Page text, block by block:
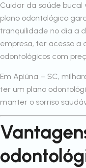
Cuidar da saúde
plano odontológico
tranquilidade no dia a
empresa, ter acesso a
odontológicos com
Em Apiúna – SC,
ter um plano
manter o sorriso